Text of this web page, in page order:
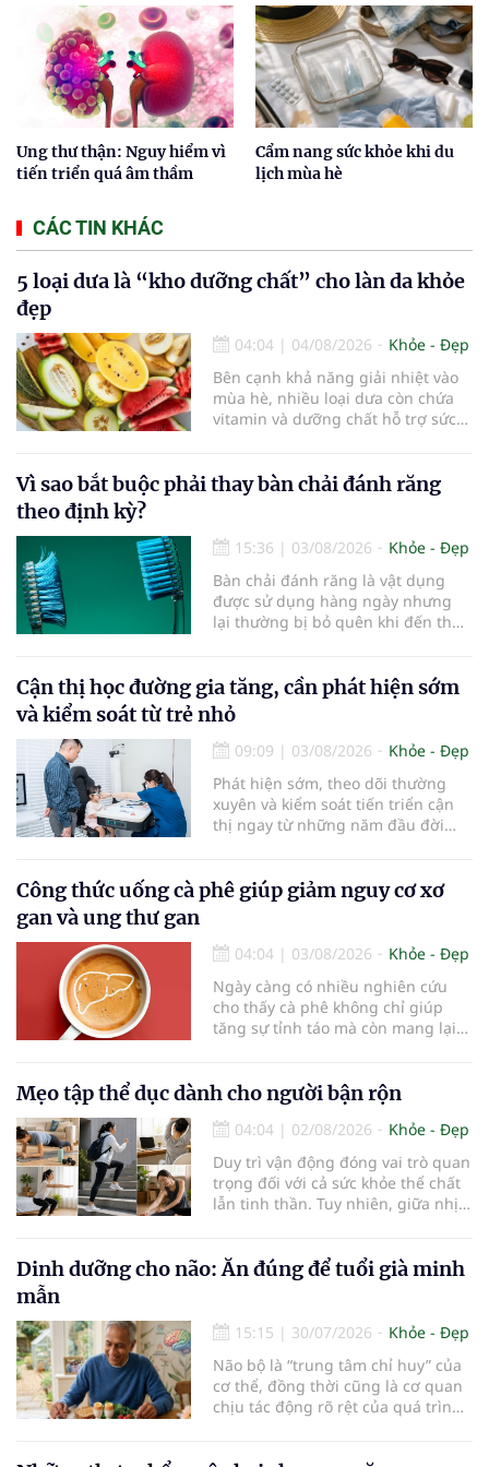
Ung thư thận: Nguy hiểm vì
tiến triển quá âm thầm
Cẩm nang sức khỏe khi du
lịch mùa hè
CÁC TIN KHÁC
5 loại dưa là “kho dưỡng chất” cho làn da khỏe
đẹp
04:04 | 04/08/2026
Khỏe - Đẹp
Bên cạnh khả năng giải nhiệt vào
mùa hè, nhiều loại dưa còn chứa
vitamin và dưỡng chất hỗ trợ sức
Vì sao bắt buộc phải thay bàn chải đánh răng
theo định kỳ?
15:36 | 03/08/2026
Khỏe - Đẹp
Bàn chải đánh răng là vật dụng
được sử dụng hàng ngày nhưng
lại thường bị bỏ quên khi đến thời
bàn chải quá lâu có thể làm giảm
hiệu quả làm sạch và ảnh hưởng
đến sức khỏe răng miệng...
Cận thị học đường gia tăng, cần phát hiện sớm
và kiểm soát từ trẻ nhỏ
09:09 | 03/08/2026
Khỏe - Đẹp
Phát hiện sớm, theo dõi thường
xuyên và kiểm soát tiến triển cận
thị ngay từ những năm đầu đời
trẻ. Đây cũng là định hướng của
Trung tâm Nhãn nhi và Kiểm soát
Đô đưa vào hoạt động ngày 1/8.
Công thức uống cà phê giúp giảm nguy cơ xơ
gan và ung thư gan
04:04 | 03/08/2026
Khỏe - Đẹp
Ngày càng có nhiều nghiên cứu
cho thấy cà phê không chỉ giúp
tăng sự tỉnh táo mà còn mang lại
đóng vai trò lọc độc tố, chuyển hóa
thuốc và dự trữ nhiều vitamin,
khoáng chất thiết yếu nhưng cũng
rất dễ bị tổn thương…
Mẹo tập thể dục dành cho người bận rộn
04:04 | 02/08/2026
Khỏe - Đẹp
Duy trì vận động đóng vai trò quan
trọng đối với cả sức khỏe thể chất
lẫn tinh thần. Tuy nhiên, giữa nhịp
cho các hoạt động tập luyện
thường trở thành một thách thức
Dinh dưỡng cho não: Ăn đúng để tuổi già minh
mẫn
15:15 | 30/07/2026
Khỏe - Đẹp
Não bộ là “trung tâm chỉ huy” của
cơ thể, đồng thời cũng là cơ quan
chịu tác động rõ rệt của quá trình